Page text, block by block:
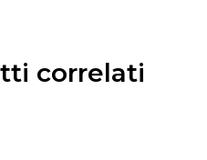
correlati